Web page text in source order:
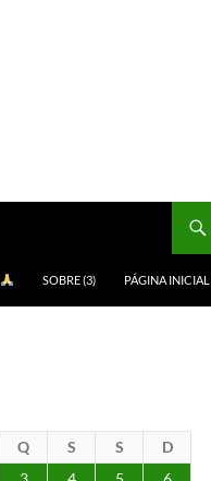
SOBRE (3) PÁGINA INICIAL
Q S S
D